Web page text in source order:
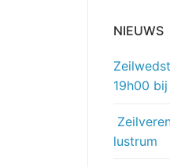
NIEUWS
19h00
lustrum